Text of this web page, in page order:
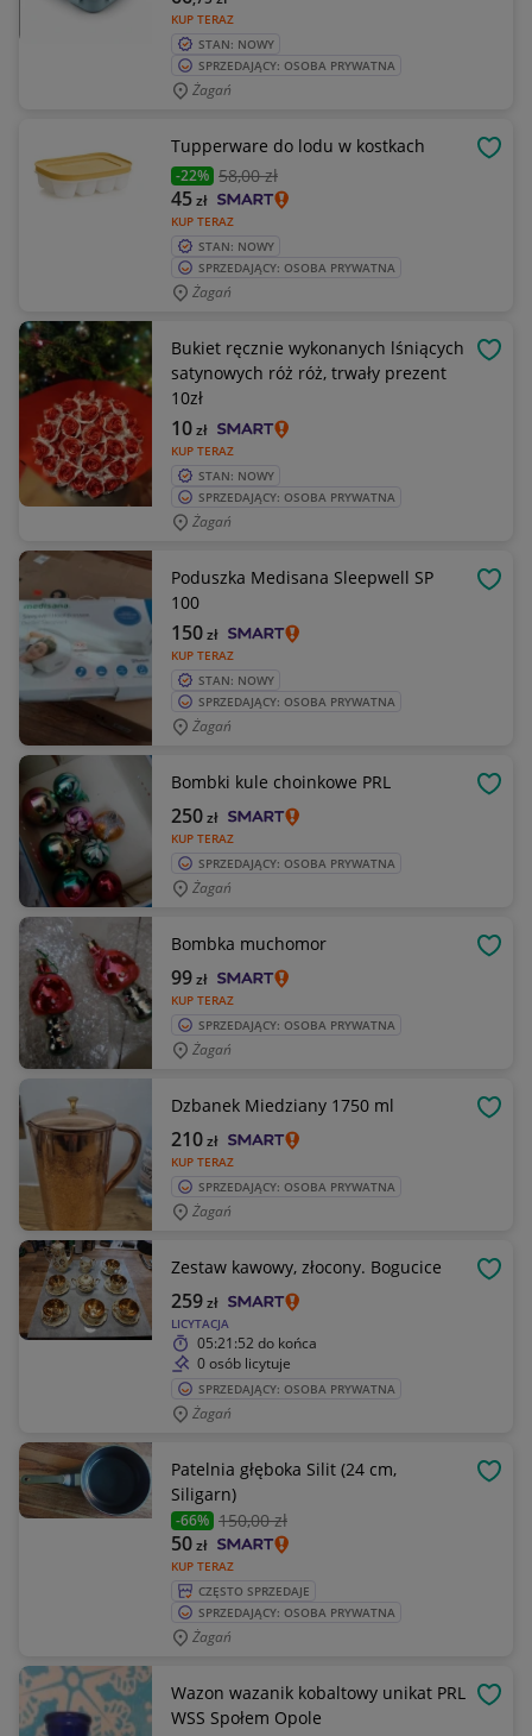
KUP TERAZ
STAN: NOWY
SPRZEDAJĄCY: OSOBA PRYWATNA
Żagań
Tupperware do lodu w kostkach
-22% 58,00 zł
KUP TERAZ
45zł
STAN: NOWY
SPRZEDAJĄCY: OSOBA PRYWATNA
Żagań
Bukiet ręcznie wykonanych lśniących
satynowych róż róż, trwały prezent
10zł
KUP TERAZ
10zł
STAN: NOWY
SPRZEDAJĄCY: OSOBA PRYWATNA
Żagań
Poduszka Medisana Sleepwell SP
100
KUP TERAZ
150zł
STAN: NOWY
SPRZEDAJĄCY: OSOBA PRYWATNA
Żagań
Bombki kule choinkowe PRL
KUP TERAZ
250zł
SPRZEDAJĄCY: OSOBA PRYWATNA
Żagań
Bombka muchomor
KUP TERAZ
99zł
SPRZEDAJĄCY: OSOBA PRYWATNA
Żagań
Dzbanek Miedziany 1750 ml
KUP TERAZ
210zł
SPRZEDAJĄCY: OSOBA PRYWATNA
Żagań
Zestaw kawowy, złocony. Bogucice
LICYTACJA
259zł
05:21:52 do końca
0 osób licytuje
SPRZEDAJĄCY: OSOBA PRYWATNA
Żagań
Patelnia głęboka Silit (24 cm,
Siligarn)
-66% 150,00 zł
KUP TERAZ
50zł
CZĘSTO SPRZEDAJE
SPRZEDAJĄCY: OSOBA PRYWATNA
Żagań
Wazon wazanik kobaltowy unikat PRL
WSS Społem Opole